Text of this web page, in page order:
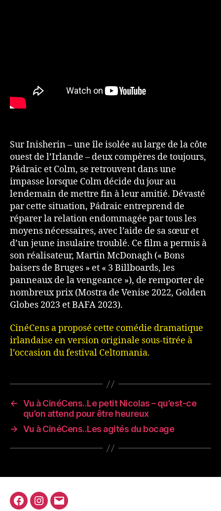
Sur Inisherin – une île isolée au large de la côte
ouest de l’Irlande – deux compères de toujours,
Pádraic et Colm, se retrouvent dans une
impasse lorsque Colm décide du jour au
lendemain de mettre fin à leur amitié. Dévasté
par cette situation, Pádraic entreprend de
réparer la relation endommagée par tous les
moyens nécessaires, avec l’aide de sa sœur et
d’un jeune insulaire troublé. Ce film a permis à
son réalisateur, Martin McDonagh (« Bons
baisers de Bruges » et « 3 Billboards, les
panneaux de la vengeance »), de remporter de
nombreux prix (Mostra de Venise 2022, Golden
Globes 2023 et BAFA 2023).
CinéCens a proposé cette comédie dramatique
irlandaise en version originale sous-titrée à
l’occasion du festival Celtomania.
← Vu à CinéCens..Le petit Nicolas – qu’est-ce
qu’on attend pour être heureux
→ Vu à CinéCens..Les agités du bocage
Facebook
Instagram
E-